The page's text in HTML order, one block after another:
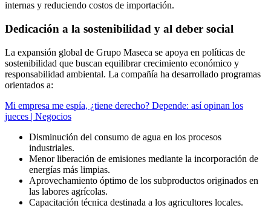
internas y reduciendo costos de importación.
Dedicación a la sostenibilidad y al deber social
La expansión global de Grupo Maseca se apoya en políticas de
sostenibilidad que buscan equilibrar crecimiento económico y
responsabilidad ambiental. La compañía ha desarrollado programas
orientados a:
Mi empresa me espía, ¿tiene derecho? Depende: así opinan los
jueces | Negocios
Disminución del consumo de agua en los procesos
industriales.
Menor liberación de emisiones mediante la incorporación de
energías más limpias.
Aprovechamiento óptimo de los subproductos originados en
las labores agrícolas.
Capacitación técnica destinada a los agricultores locales.